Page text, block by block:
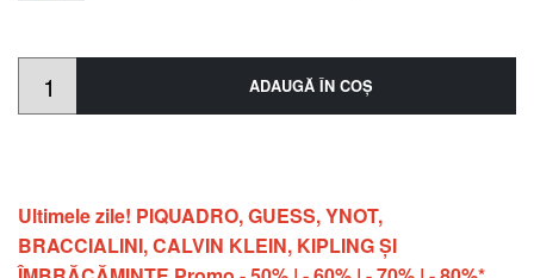
ADAUGĂ ÎN COŞ
Ultimele zile! PIQUADRO, GUESS, YNOT,
BRACCIALINI, CALVIN KLEIN, KIPLING ŞI